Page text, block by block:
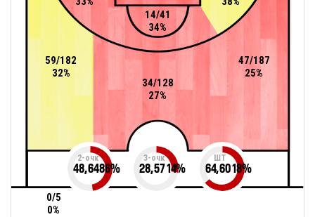
59/182
32%
34/128
27%
47/187
25%
14/41
34%
0/5
0%
2-очк
48,6486%
3-очк
28,5714%
ШТ
64,6018%